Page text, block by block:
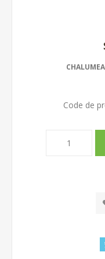
Code de